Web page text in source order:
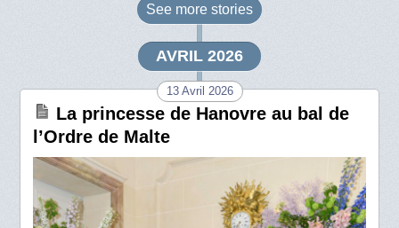
See more stories
AVRIL 2026
13 Avril 2026
La princesse de Hanovre au bal de
l’Ordre de Malte